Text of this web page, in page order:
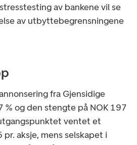
av bankene vil se
av utbyttebegrensningene
fra Gjensidige
% og den stengte på NOK 197
ventet et
aksje, mens selskapet i